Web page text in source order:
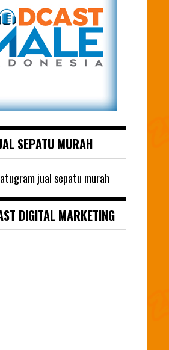
SEPATU MURAH
DIGITAL MARKETING